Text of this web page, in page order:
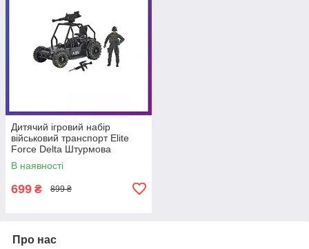
Дитячий ігровий набір
військовий транспорт Elite
Force Delta Штурмова
машина
В наявності
699 ₴ 899 ₴
Про нас